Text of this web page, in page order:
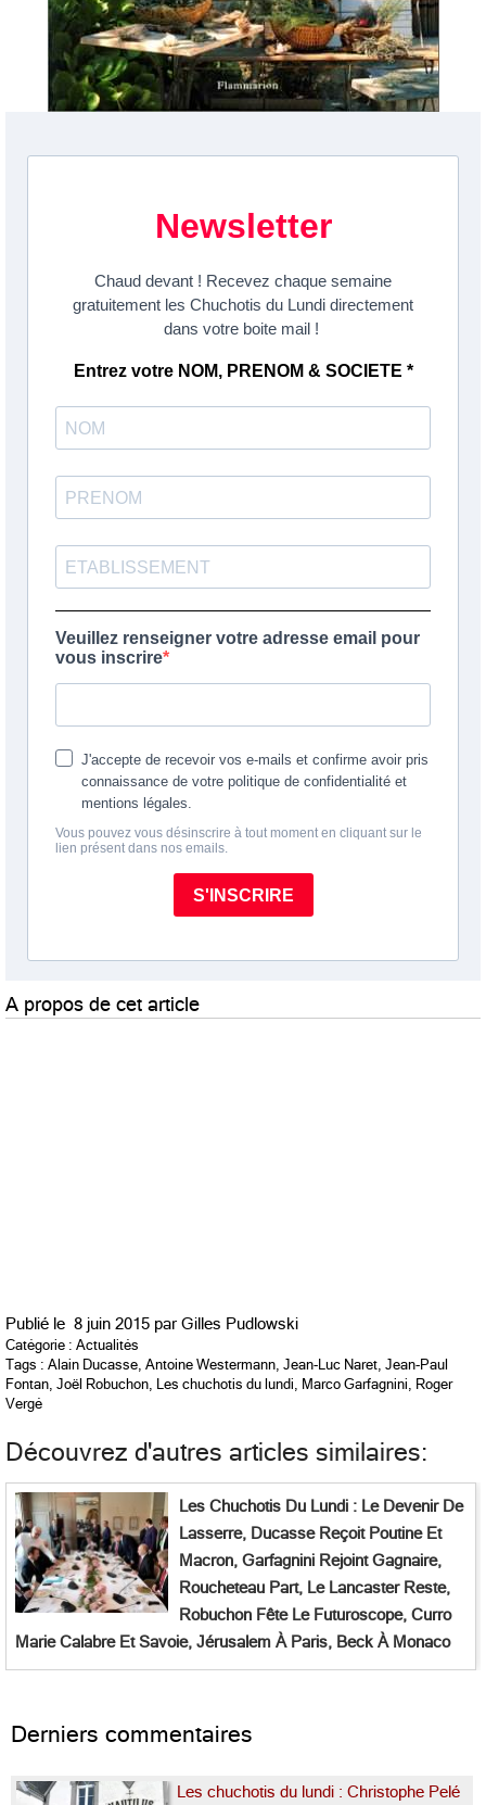
A propos de cet article
Publié le 8 juin 2015 par Gilles Pudlowski
Catégorie : Actualités
Tags : Alain Ducasse Antoine Westermann Jean-Luc Naret Jean-Paul
Fontan Joël Robuchon Les chuchotis du lundi Marco Garfagnini Roger
Vergé
Découvrez d'autres articles similaires:
Les Chuchotis Du Lundi : Le Devenir De
Lasserre, Ducasse Reçoit Poutine Et
Macron, Garfagnini Rejoint Gagnaire,
Roucheteau Part, Le Lancaster Reste,
Robuchon Fête Le Futuroscope, Curro
Marie Calabre Et Savoie, Jérusalem À Paris, Beck À Monaco
Derniers commentaires
Les chuchotis du lundi : Christophe Pelé